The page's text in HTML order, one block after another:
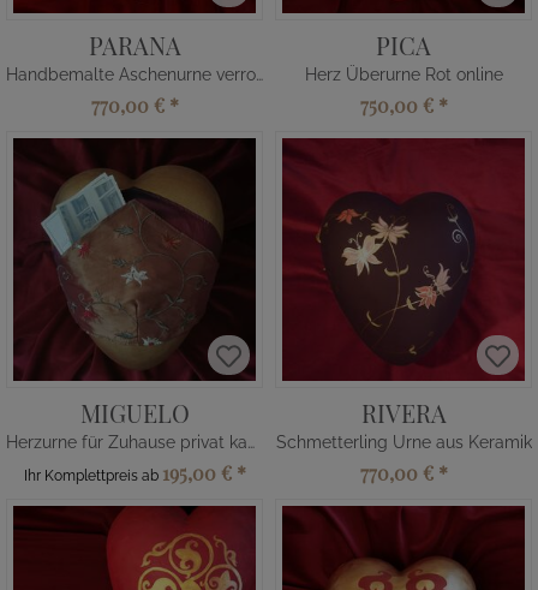
PARANA
Handbemalte Aschenurne verrottbar
770,00 € *
PICA
Herz Überurne Rot online
750,00 € *
MIGUELO
Herzurne für Zuhause privat kaufen
Ihr Komplettpreis ab 195,00 € *
RIVERA
Schmetterling Urne aus Keramik
770,00 € *